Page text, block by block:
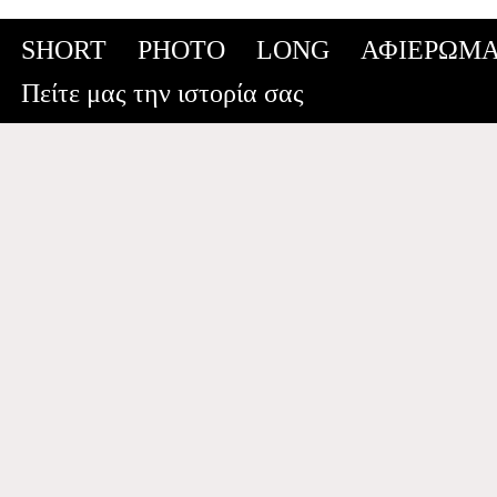
Skip
to
content
SHORT PHOTO LONG
Πείτε μας την ιστορία σας